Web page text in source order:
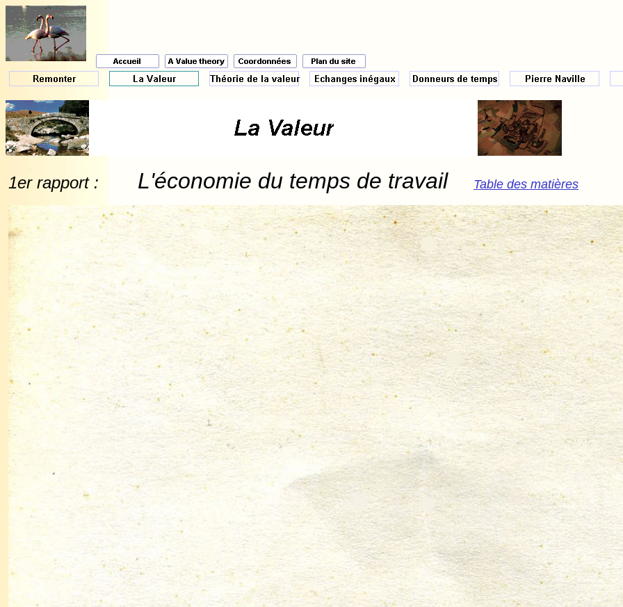
1er rapport : L'économie du temps de travail Table des matières